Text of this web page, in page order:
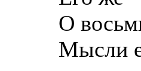
О
Мысли